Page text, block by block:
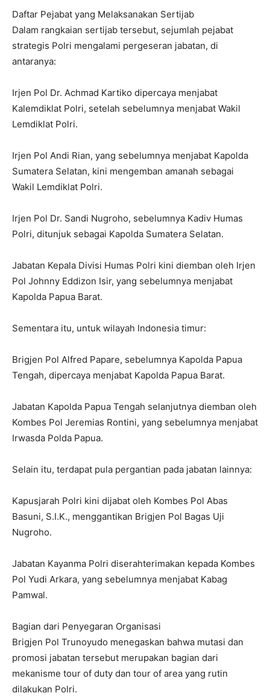
Daftar Pejabat yang Melaksanakan Sertijab
Dalam rangkaian sertijab tersebut, sejumlah pejabat
strategis Polri mengalami pergeseran jabatan, di
antaranya:
Irjen Pol Dr. Achmad Kartiko dipercaya menjabat
Kalemdiklat Polri, setelah sebelumnya menjabat Wakil
Lemdiklat Polri.
Irjen Pol Andi Rian, yang sebelumnya menjabat Kapolda
Sumatera Selatan, kini mengemban amanah sebagai
Wakil Lemdiklat Polri.
Irjen Pol Dr. Sandi Nugroho, sebelumnya Kadiv Humas
Polri, ditunjuk sebagai Kapolda Sumatera Selatan.
Jabatan Kepala Divisi Humas Polri kini diemban oleh Irjen
Pol Johnny Eddizon Isir, yang sebelumnya menjabat
Kapolda Papua Barat.
Sementara itu, untuk wilayah Indonesia timur:
Brigjen Pol Alfred Papare, sebelumnya Kapolda Papua
Tengah, dipercaya menjabat Kapolda Papua Barat.
Jabatan Kapolda Papua Tengah selanjutnya diemban oleh
Kombes Pol Jeremias Rontini, yang sebelumnya menjabat
Irwasda Polda Papua.
Selain itu, terdapat pula pergantian pada jabatan lainnya:
Kapusjarah Polri kini dijabat oleh Kombes Pol Abas
Basuni, S.I.K., menggantikan Brigjen Pol Bagas Uji
Nugroho.
Jabatan Kayanma Polri diserahterimakan kepada Kombes
Pol Yudi Arkara, yang sebelumnya menjabat Kabag
Pamwal.
Bagian dari Penyegaran Organisasi
Brigjen Pol Trunoyudo menegaskan bahwa mutasi dan
promosi jabatan tersebut merupakan bagian dari
mekanisme tour of duty dan tour of area yang rutin
dilakukan Polri.